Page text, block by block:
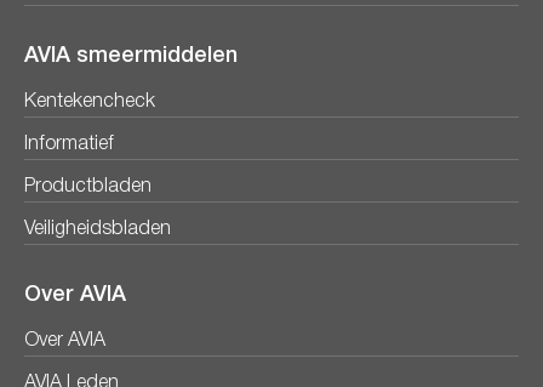
AVIA smeermiddelen
Kentekencheck
Informatief
Productbladen
Veiligheidsbladen
Over AVIA
Over AVIA
AVIA Leden